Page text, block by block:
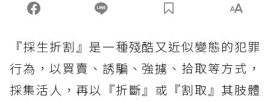
『採生折割』是一種殘酷又近似變態的犯罪
行為，以買賣、誘騙、強擄、拾取等方式，
採集活人，再以『折斷』或『割取』其肢體